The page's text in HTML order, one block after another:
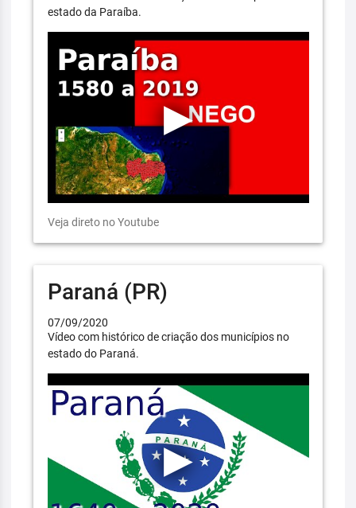
estado da Paraíba.
Veja direto no Youtube
Paraná (PR)
07/09/2020
Vídeo com histórico de criação dos municípios no
estado do Paraná.